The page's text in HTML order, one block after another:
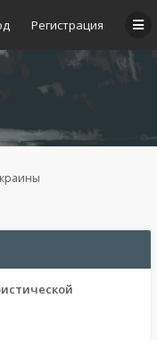
Регистрация